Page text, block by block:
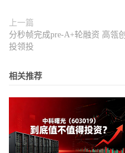
上一篇
分秒帧完成pre-A+轮融资 高瓴创
投领投
相关推荐